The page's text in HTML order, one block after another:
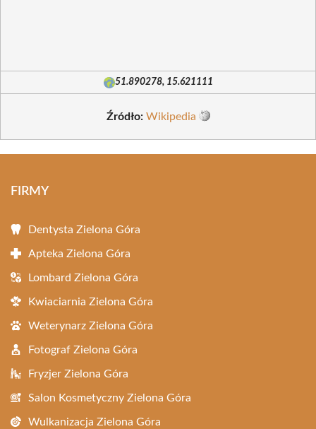
51.890278, 15.621111
Źródło: Wikipedia
FIRMY
Dentysta Zielona Góra
Apteka Zielona Góra
Lombard Zielona Góra
Kwiaciarnia Zielona Góra
Weterynarz Zielona Góra
Fotograf Zielona Góra
Fryzjer Zielona Góra
Salon Kosmetyczny Zielona Góra
Wulkanizacja Zielona Góra